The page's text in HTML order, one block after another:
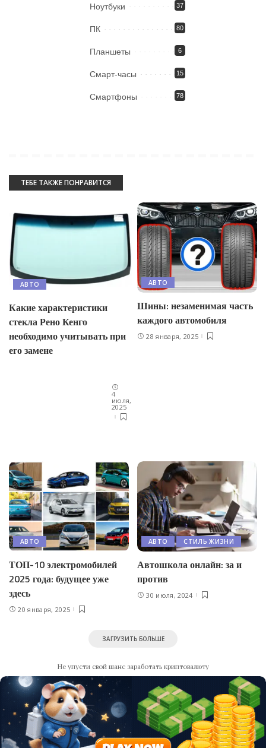
Ноутбуки 37
ПК 80
Планшеты 6
Смарт-часы 15
Смартфоны 78
ТЕБЕ ТАКЖЕ ПОНРАВИТСЯ
АВТО
Какие характеристики
стекла Рено Кенго
необходимо учитывать при
его замене
4
июля,
2025
АВТО
Шины: незаменимая часть
каждого автомобиля
28 января, 2025
АВТО
ТОП-10 электромобилей
2025 года: будущее уже
здесь
20 января, 2025
АВТО СТИЛЬ ЖИЗНИ
Автошкола онлайн: за и
против
30 июля, 2024
ЗАГРУЗИТЬ БОЛЬШЕ
Не упусти свой шанс заработать криптовалюту